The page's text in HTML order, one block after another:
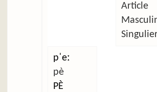
Article
pˈeː
pè
PÈ